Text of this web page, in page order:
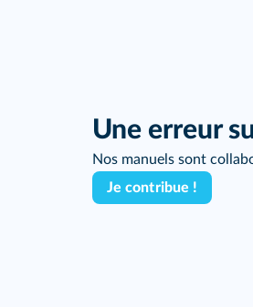
Une erreur
Nos manuels sont
Je contribue !